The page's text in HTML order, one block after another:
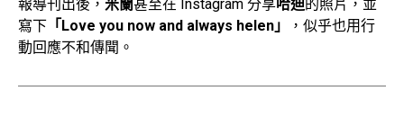
報導刊出後， 米蘭甚至在 Instagram 分享哈迪的照片，並
寫下 「Love you now and always helen」
，似乎也用行
動回應不和傳聞。